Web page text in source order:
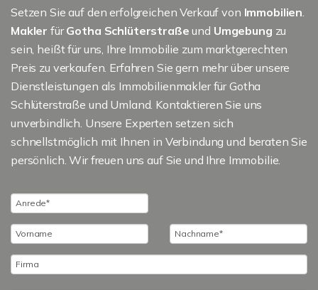
Setzen Sie auf den erfolgreichen Verkauf von Immobilien
Makler fürGotha Schlüterstraßeund Umgebung zu
sein, heißt für uns, Ihre Immobilie zum marktgerechten
Preis zu verkaufen. Erfahren Sie gern mehr über unsere
Dienstleistungen als Immobilienmakler für Gotha
Schlüterstraße und Umland. Kontaktieren Sie uns
unverbindlich. Unsere Experten setzen sich
schnellstmöglich mit Ihnen in Verbindung und beraten Sie
persönlich. Wir freuen uns auf Sie und Ihre Immobilie.